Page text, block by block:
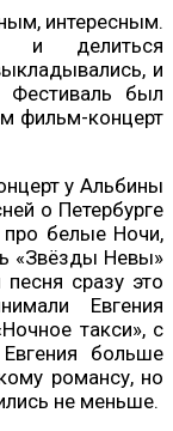
интересным.
и делиться
и
Фестиваль был
фильм-концерт
у Альбины
о Петербурге
про белые Ночи,
«Звёзды Невы»
сразу это
Евгения
такси», с
больше
романсу, но
не меньше.